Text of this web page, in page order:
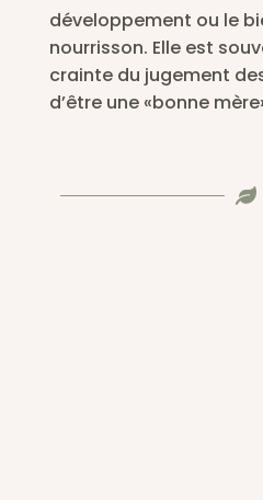
développement ou le
nourrisson. Elle est
crainte du jugement
d’être une «bonne
